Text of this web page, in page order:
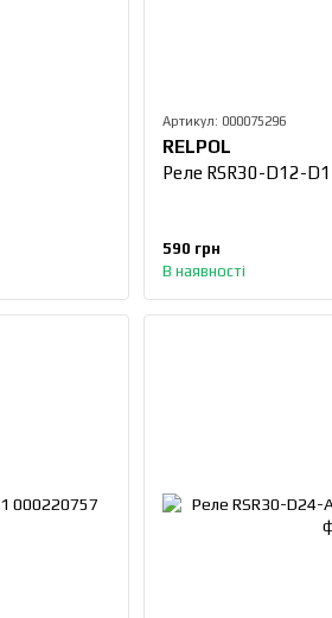
Артикул: 000075296
RELPOL
Реле RSR30-D12-
590 грн
В наявності